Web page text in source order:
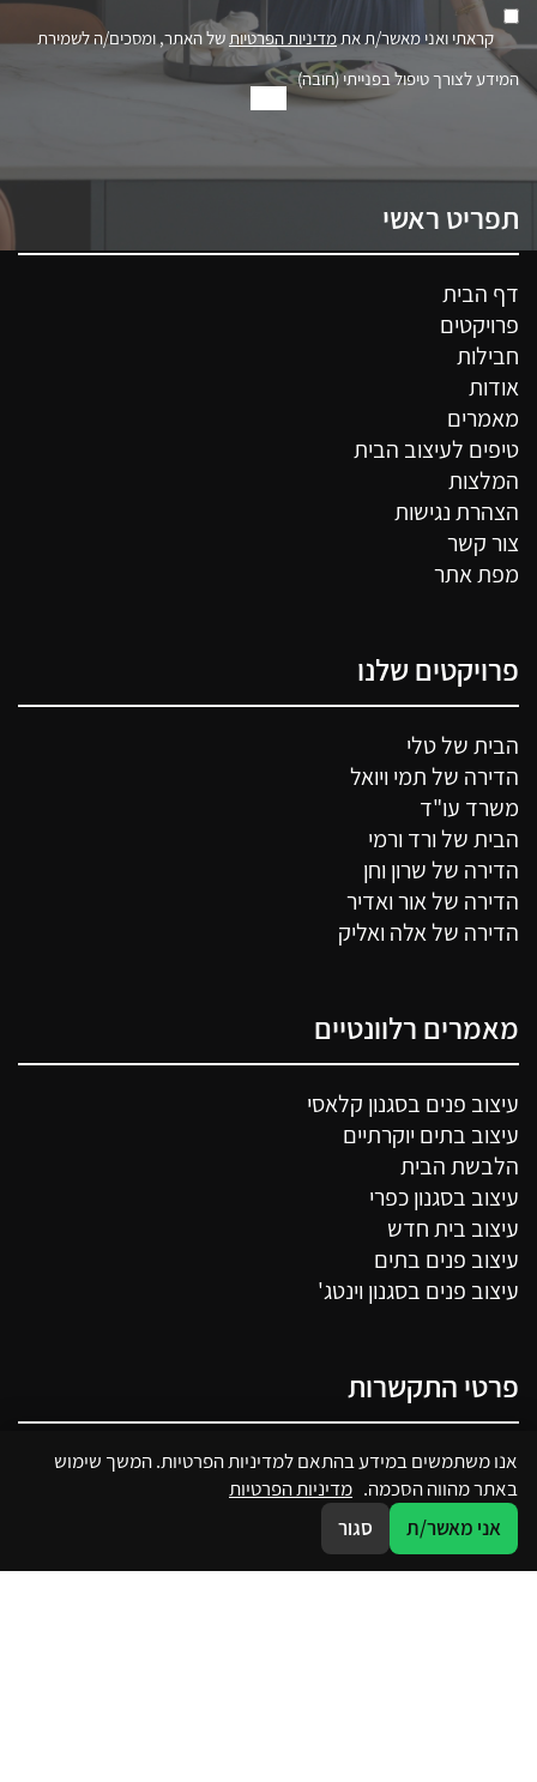
קראתי ואני מאשר/ת אתמדיניות הפרטיותשל האתר, ומסכים/ה לשמירת
המידע לצורך טיפול בפנייתי (חובה)
תפריט ראשי
דף הבית
פרויקטים
חבילות
אודות
מאמרים
טיפים לעיצוב הבית
המלצות
הצהרת נגישות
צור קשר
מפת אתר
פרויקטים שלנו
הבית של טלי
הדירה של תמי ויואל
משרד עו"ד
הבית של ורד ורמי
הדירה של שרון וחן
הדירה של אור ואדיר
הדירה של אלה ואליק
מאמרים רלוונטיים
עיצוב פנים בסגנון קלאסי
עיצוב בתים יוקרתיים
הלבשת הבית
עיצוב בסגנון כפרי
עיצוב בית חדש
עיצוב פנים בתים
עיצוב פנים בסגנון וינטג'
פרטי התקשרות
050-7250341
מבצע דקל 22, פתח תקווה
sharon@sharondavid.co.il
אנו משתמשים במידע בהתאם למדיניות הפרטיות. המשך שימוש
באתר מהווה הסכמה. מדיניות הפרטיות
אני מאשר/ת
סגור